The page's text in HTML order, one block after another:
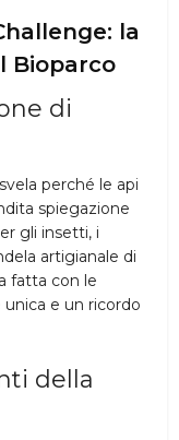
la
Bioparco
di
svela perché le api
spiegazione
gli insetti, i
artigianale di
fatta con le
e un ricordo
della